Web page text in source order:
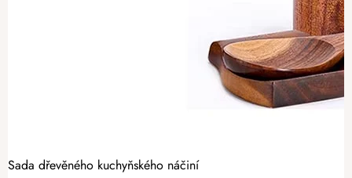
Sada dřevěného kuchyňského náčiní